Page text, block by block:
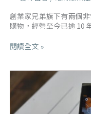
創業家兄弟旗下有兩個
購物，經營至今已逾 10
閱讀全文 »